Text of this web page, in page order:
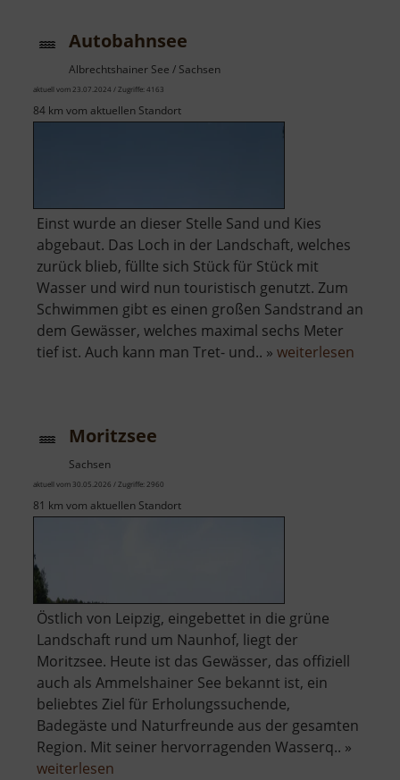
Autobahnsee
Albrechtshainer See / Sachsen
aktuell vom 23.07.2024 / Zugriffe: 4163
84 km vom aktuellen Standort
Einst wurde an dieser Stelle Sand und Kies
abgebaut. Das Loch in der Landschaft, welches
zurück blieb, füllte sich Stück für Stück mit
Wasser und wird nun touristisch genutzt. Zum
Schwimmen gibt es einen großen Sandstrand an
dem Gewässer, welches maximal sechs Meter
tief ist. Auch kann man Tret- und.. » weiterlesen
Moritzsee
Sachsen
aktuell vom 30.05.2026 / Zugriffe: 2960
81 km vom aktuellen Standort
Östlich von Leipzig, eingebettet in die grüne
Landschaft rund um Naunhof, liegt der
Moritzsee. Heute ist das Gewässer, das offiziell
auch als Ammelshainer See bekannt ist, ein
beliebtes Ziel für Erholungssuchende,
Badegäste und Naturfreunde aus der gesamten
Region. Mit seiner hervorragenden Wasserq.. »
weiterlesen